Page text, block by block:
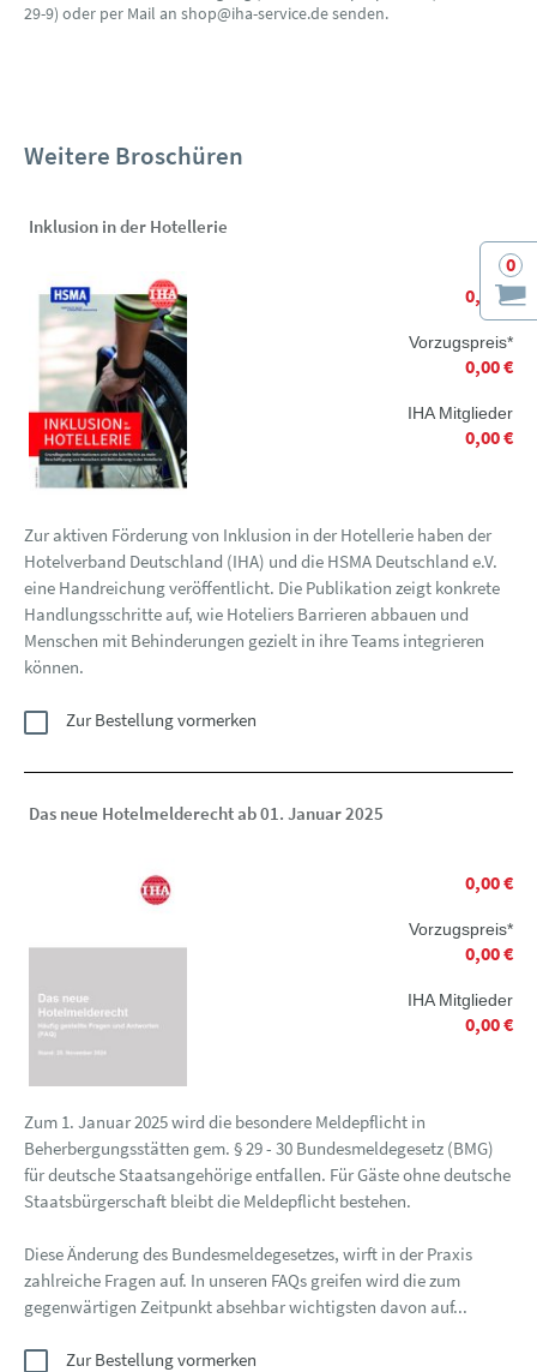
0
29-9) oder per Mail an shop@iha-service.de senden.
Weitere Broschüren
Inklusion in der Hotellerie
0,00 €
Vorzugspreis*
0,00 €
IHA Mitglieder
0,00 €
Zur aktiven Förderung von Inklusion in der Hotellerie haben der
Hotelverband Deutschland (IHA) und die HSMA Deutschland e.V.
eine Handreichung veröffentlicht. Die Publikation zeigt konkrete
Handlungsschritte auf, wie Hoteliers Barrieren abbauen und
Menschen mit Behinderungen gezielt in ihre Teams integrieren
können.
Zur Bestellung vormerken
Das neue Hotelmelderecht ab 01. Januar 2025
0,00 €
Vorzugspreis*
0,00 €
IHA Mitglieder
0,00 €
Zum 1. Januar 2025 wird die besondere Meldepflicht in
Beherbergungsstätten gem. § 29 - 30 Bundesmeldegesetz (BMG)
für deutsche Staatsangehörige entfallen. Für Gäste ohne deutsche
Staatsbürgerschaft bleibt die Meldepflicht bestehen.
Diese Änderung des Bundesmeldegesetzes, wirft in der Praxis
zahlreiche Fragen auf. In unseren FAQs greifen wird die zum
gegenwärtigen Zeitpunkt absehbar wichtigsten davon auf...
Zur Bestellung vormerken